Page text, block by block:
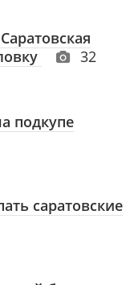
32
подкупе
саратовские